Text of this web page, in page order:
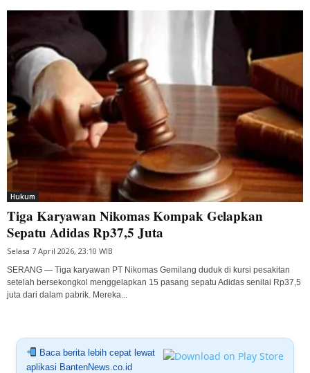
Hukum
Tiga Karyawan Nikomas Kompak Gelapkan
Sepatu Adidas Rp37,5 Juta
Selasa 7 April 2026, 23:10 WIB
SERANG — Tiga karyawan PT Nikomas Gemilang duduk di kursi pesakitan
setelah bersekongkol menggelapkan 15 pasang sepatu Adidas senilai Rp37,5
juta dari dalam pabrik. Mereka...
Baca berita lebih cepat lewat
aplikasi BantenNews.co.id